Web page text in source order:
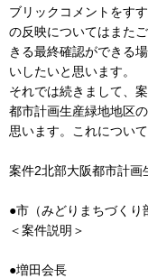
ブリックコメントをす
の反映についてはまた
きる最終確認ができる
いしたいと思います。
それでは続きまして、
都市計画生産緑地地区
思います。これについ
案件2北部大阪都市計画
●市（みどりまちづくり
＜案件説明＞
●増田会長